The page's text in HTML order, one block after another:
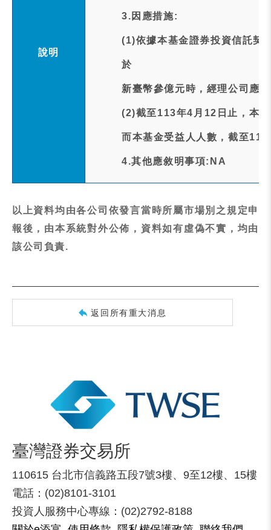
說明
3.因應措施:
(1)依據本基金證券投資信託契
於
新臺幣參億元時，經理公司應
(2)截至113年4月12日止，本
而本基金受益人人數，截至
4.其他應敘明事項:NA
以上資料均由各公司依發言當時所屬市場別之規定申
報後，由本系統對外公佈，資料如有虛偽不實，均由
該公司負責.
返回所有重大消息
臺灣證券交易所
110615 台北市信義路五段7號3樓、9至12樓、15樓
電話：(02)8101-3101
投資人服務中心專線：(02)2792-8188